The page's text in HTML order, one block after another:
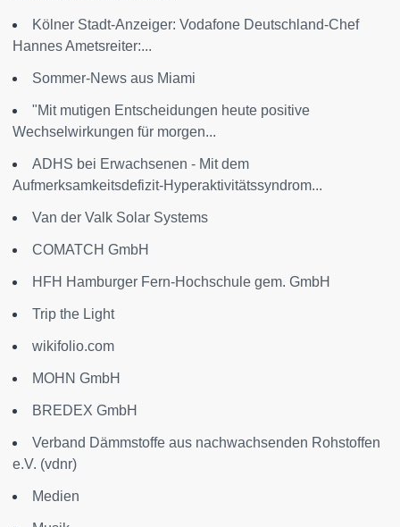
Kölner Stadt-Anzeiger: Vodafone Deutschland-Chef
Hannes Ametsreiter:...
Sommer-News aus Miami
"Mit mutigen Entscheidungen heute positive
Wechselwirkungen für morgen...
ADHS bei Erwachsenen - Mit dem
Aufmerksamkeitsdefizit-Hyperaktivitätssyndrom...
Van der Valk Solar Systems
COMATCH GmbH
HFH Hamburger Fern-Hochschule gem. GmbH
Trip the Light
wikifolio.com
MOHN GmbH
BREDEX GmbH
Verband Dämmstoffe aus nachwachsenden Rohstoffen
e.V. (vdnr)
Medien